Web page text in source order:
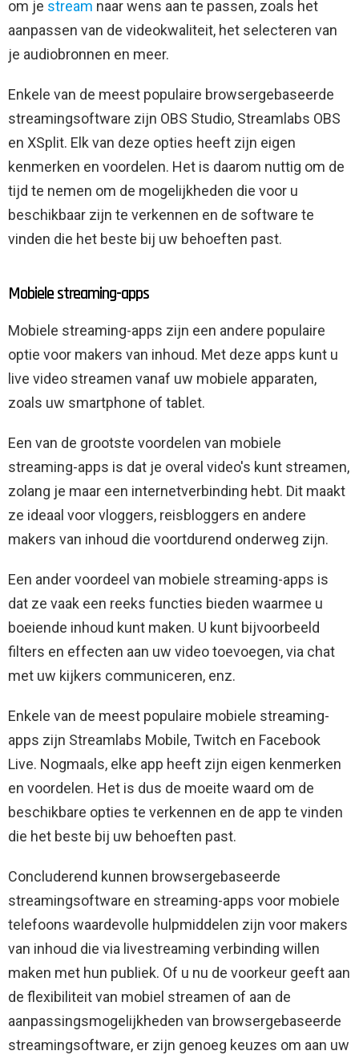
om je stream naar wens aan te passen, zoals het
aanpassen van de videokwaliteit, het selecteren van
je audiobronnen en meer.
Enkele van de meest populaire browsergebaseerde
streamingsoftware zijn OBS Studio, Streamlabs OBS
en XSplit. Elk van deze opties heeft zijn eigen
kenmerken en voordelen. Het is daarom nuttig om de
tijd te nemen om de mogelijkheden die voor u
beschikbaar zijn te verkennen en de software te
vinden die het beste bij uw behoeften past.
Mobiele streaming-apps
Mobiele streaming-apps zijn een andere populaire
optie voor makers van inhoud. Met deze apps kunt u
live video streamen vanaf uw mobiele apparaten,
zoals uw smartphone of tablet.
Een van de grootste voordelen van mobiele
streaming-apps is dat je overal video's kunt streamen,
zolang je maar een internetverbinding hebt. Dit maakt
ze ideaal voor vloggers, reisbloggers en andere
makers van inhoud die voortdurend onderweg zijn.
Een ander voordeel van mobiele streaming-apps is
dat ze vaak een reeks functies bieden waarmee u
boeiende inhoud kunt maken. U kunt bijvoorbeeld
filters en effecten aan uw video toevoegen, via chat
met uw kijkers communiceren, enz.
Enkele van de meest populaire mobiele streaming-
apps zijn Streamlabs Mobile, Twitch en Facebook
Live. Nogmaals, elke app heeft zijn eigen kenmerken
en voordelen. Het is dus de moeite waard om de
beschikbare opties te verkennen en de app te vinden
die het beste bij uw behoeften past.
Concluderend kunnen browsergebaseerde
streamingsoftware en streaming-apps voor mobiele
telefoons waardevolle hulpmiddelen zijn voor makers
van inhoud die via livestreaming verbinding willen
maken met hun publiek. Of u nu de voorkeur geeft aan
de flexibiliteit van mobiel streamen of aan de
aanpassingsmogelijkheden van browsergebaseerde
streamingsoftware, er zijn genoeg keuzes om aan uw